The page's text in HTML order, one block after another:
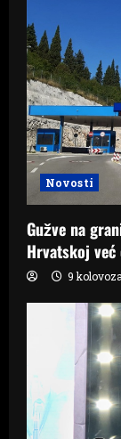
Novosti
Gužve na
Hrvatskoj
9